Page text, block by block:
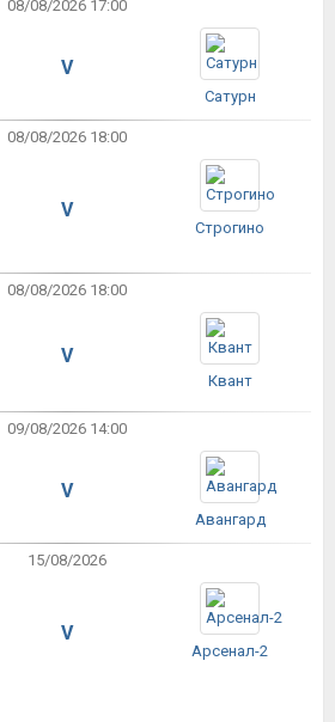
08/08/2026 17:00
V
Сатурн
08/08/2026 18:00
V
Строгино
08/08/2026 18:00
V
Квант
09/08/2026 14:00
V
Авангард
15/08/2026
V
Арсенал-2